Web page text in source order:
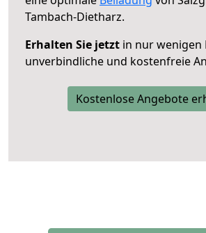
Tambach-Dietharz.
Erhalten Sie jetzt in nur wenigen
unverbindliche und kostenfreie
Kostenlose Angebote